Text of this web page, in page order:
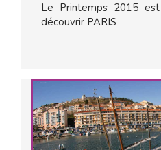
Le Printemps 2015
découvrir PARIS